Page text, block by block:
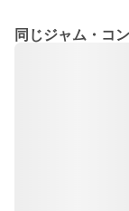
同じジャム・コ